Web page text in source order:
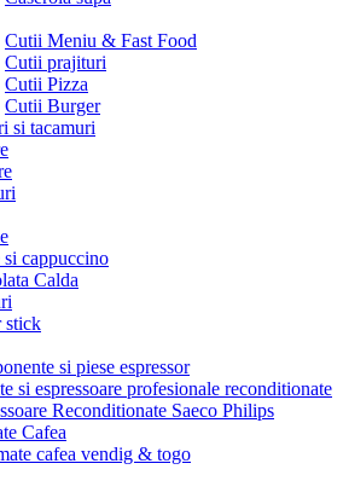
Cutii Meniu & Fast Food
Cutii prajituri
Cutii Pizza
Cutii Burger
si tacamuri
si cappuccino
Calda
stick
si piese espressor
si espressoare profesionale reconditionate
Reconditionate Saeco Philips
Cafea
cafea vendig & togo